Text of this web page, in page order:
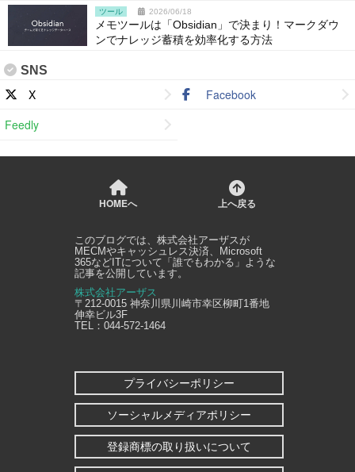
ツール 2026/06/18
メモツールは「Obsidian」で決まり！マークダウ
ンでナレッジ蓄積を効率化する方法
SNS
X
Facebook
Feedly
HOMEへ 上へ戻る
このブログでは、 株式会社アーザスが
MECMやキャッシュレス決済、Microsoft
365などITについて「誰でもわかる」ような
記事を公開しています。
株式会社アーザス
〒212-0015 神奈川県川崎市幸区柳町1番地
伸幸ビル3F
TEL： 044-572-1464
プライバシーポリシー
ソーシャルメディアポリシー
登録商標の取り扱いについて